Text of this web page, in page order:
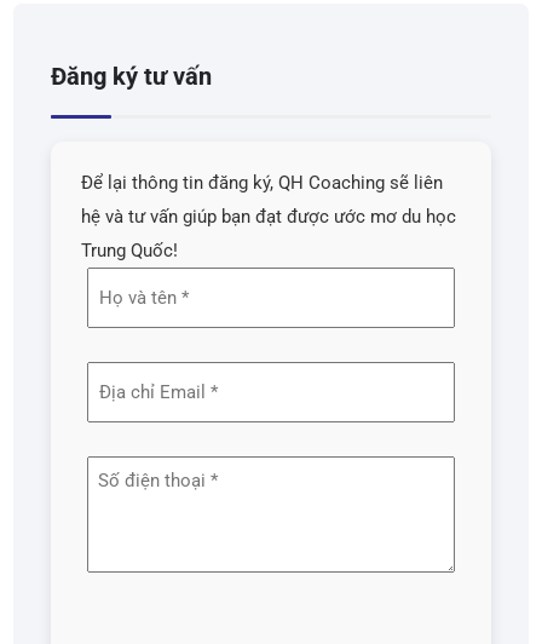
Đăng ký tư vấn
Để lại thông tin đăng ký, QH Coaching sẽ liên
hệ và tư vấn giúp bạn đạt được ước mơ du học
Trung Quốc!
tên
(Required)
email
(Required)
Số